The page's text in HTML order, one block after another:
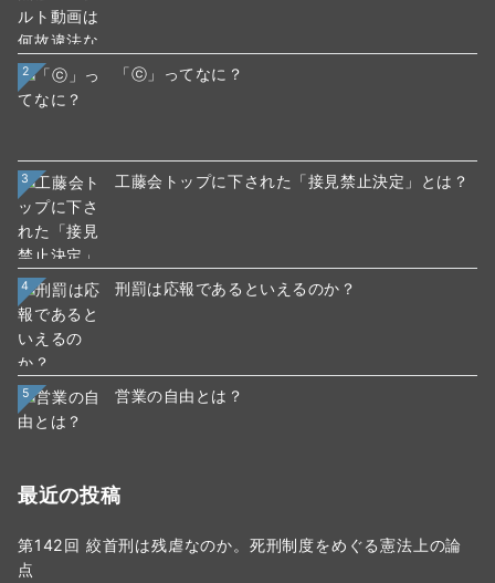
2 「ⓒ」ってなに？
3 工藤会トップに下された「接見禁止決定」とは？
4 刑罰は応報であるといえるのか？
5 営業の自由とは？
最近の投稿
第142回 絞首刑は残虐なのか。死刑制度をめぐる憲法上の論
点